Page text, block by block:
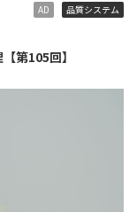
AD 品質システム
第105回】